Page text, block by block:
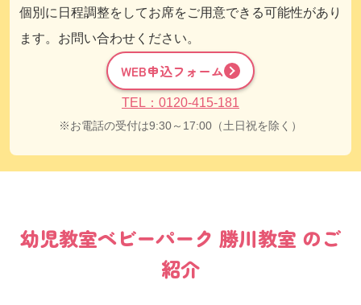
個別に日程調整をしてお席をご用意できる可能性があり
ます。お問い合わせください。
WEB申込フォーム
TEL：0120-415-181
お電話の受付は9:30～17:00（土日祝を除く）
幼児教室ベビーパーク 勝川教室 のご
紹介